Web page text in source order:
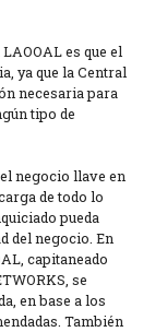
es que el
ya que la Central
necesaria para
tipo de
negocio llave en
de todo lo
pueda
del negocio. En
capitaneado
se
en base a los
También